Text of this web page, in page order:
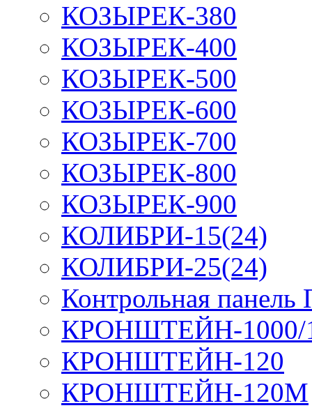
КОЗЫРЕК-380
КОЗЫРЕК-400
КОЗЫРЕК-500
КОЗЫРЕК-600
КОЗЫРЕК-700
КОЗЫРЕК-800
КОЗЫРЕК-900
КОЛИБРИ-15(24)
КОЛИБРИ-25(24)
Контрольная
КРОНШТЕЙН-1000/
КРОНШТЕЙН-120
КРОНШТЕЙН-120М